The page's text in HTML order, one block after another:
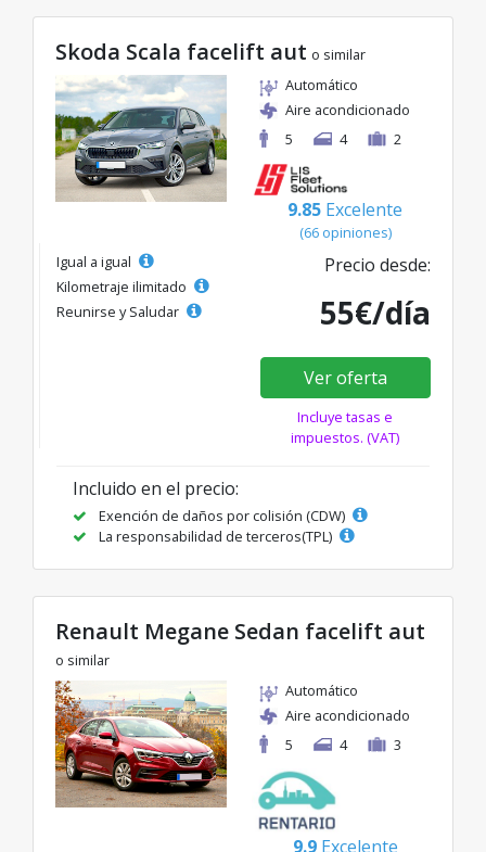
Skoda Scala facelift aut o similar
Automático
Aire acondicionado
5
4 2
9.85 Excelente
(66 opiniones)
Igual a igual
Kilometraje ilimitado
Reunirse y Saludar
Precio desde:
55€/día
Ver oferta
Incluye tasas e
impuestos. (VAT)
Incluido en el precio:
Exención de daños por colisión (CDW)
La responsabilidad de terceros(TPL)
Renault Megane Sedan facelift aut
o similar
Automático
Aire acondicionado
5
4 3
9.9 Excelente